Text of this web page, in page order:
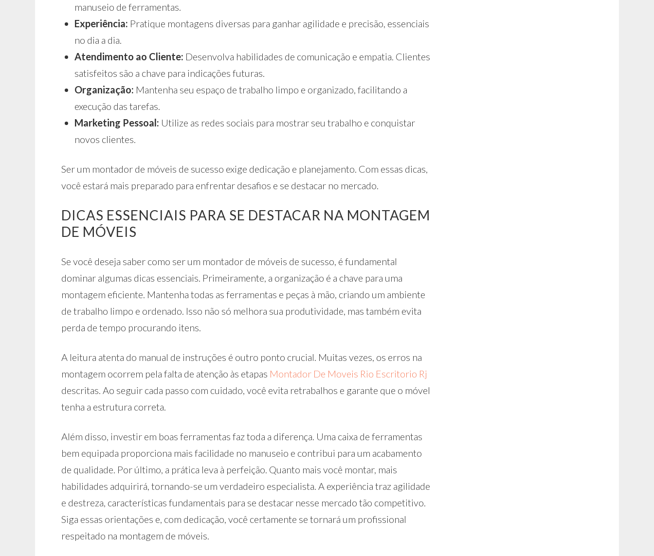
manuseio de ferramentas.
Experiência: Pratique montagens diversas para ganhar agilidade e precisão, essenciais
no dia a dia.
Atendimento ao Cliente: Desenvolva habilidades de comunicação e empatia. Clientes
satisfeitos são a chave para indicações futuras.
Organização: Mantenha seu espaço de trabalho limpo e organizado, facilitando a
execução das tarefas.
Marketing Pessoal: Utilize as redes sociais para mostrar seu trabalho e conquistar
novos clientes.
Ser um montador de móveis de sucesso exige dedicação e planejamento. Com essas dicas,
você estará mais preparado para enfrentar desafios e se destacar no mercado.
DICAS ESSENCIAIS PARA SE DESTACAR NA MONTAGEM
DE MÓVEIS
Se você deseja saber como ser um montador de móveis de sucesso, é fundamental
dominar algumas dicas essenciais. Primeiramente, a organização é a chave para uma
montagem eficiente. Mantenha todas as ferramentas e peças à mão, criando um ambiente
de trabalho limpo e ordenado. Isso não só melhora sua produtividade, mas também evita
perda de tempo procurando itens.
A leitura atenta do manual de instruções é outro ponto crucial. Muitas vezes, os erros na
montagem ocorrem pela falta de atenção às etapas Montador De Moveis Rio Escritorio Rj
descritas. Ao seguir cada passo com cuidado, você evita retrabalhos e garante que o móvel
tenha a estrutura correta.
Além disso, investir em boas ferramentas faz toda a diferença. Uma caixa de ferramentas
bem equipada proporciona mais facilidade no manuseio e contribui para um acabamento
de qualidade. Por último, a prática leva à perfeição. Quanto mais você montar, mais
habilidades adquirirá, tornando-se um verdadeiro especialista. A experiência traz agilidade
e destreza, características fundamentais para se destacar nesse mercado tão competitivo.
Siga essas orientações e, com dedicação, você certamente se tornará um profissional
respeitado na montagem de móveis.